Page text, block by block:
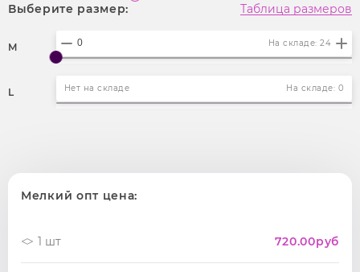
Выберите размер: Таблица размеров
M На складе: 24
L Нет на складе На складе: 0
Мелкий опт цена:
1 шт 720.00руб